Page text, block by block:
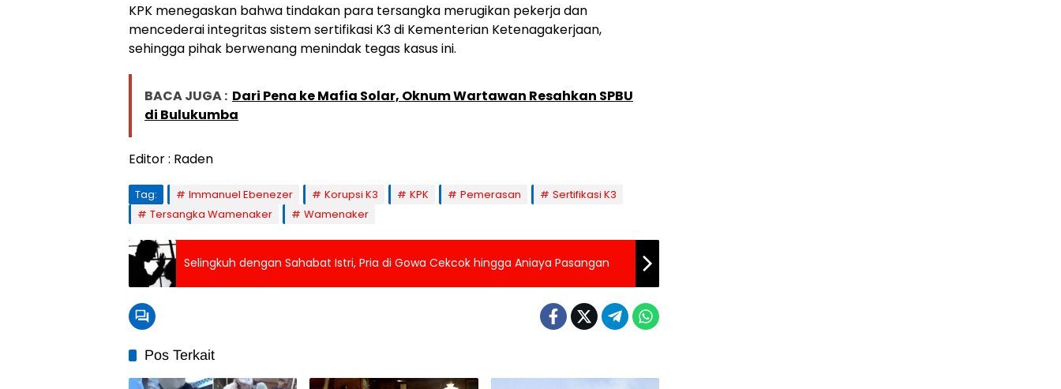
KPK menegaskan bahwa tindakan para tersangka merugikan pekerja dan
mencederai integritas sistem sertifikasi K3 di Kementerian Ketenagakerjaan,
sehingga pihak berwenang menindak tegas kasus ini.
BACA JUGA : Dari Pena ke Mafia Solar, Oknum Wartawan Resahkan SPBU
di Bulukumba
Editor : Raden
Tag: Immanuel Ebenezer Korupsi K3 KPK Pemerasan
Sertifikasi K3
Tersangka Wamenaker
Wamenaker
Selingkuh dengan Sahabat Istri, Pria di Gowa Cekcok hingga Aniaya Pasangan
Pos Terkait